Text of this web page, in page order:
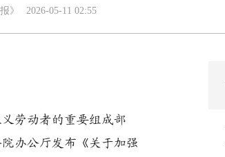
》 2026-05-11 02:55
劳动者的重要组成部
办公厅发布《关于加强